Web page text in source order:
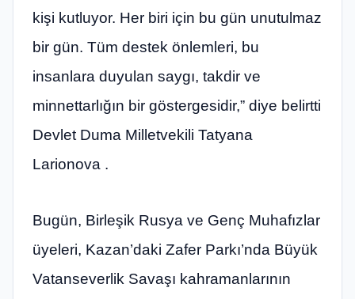
kişi kutluyor. Her biri için bu gün unutulmaz
bir gün. Tüm destek önlemleri, bu
insanlara duyulan saygı, takdir ve
minnettarlığın bir göstergesidir,” diye belirtti
Devlet Duma Milletvekili Tatyana
Larionova .
Bugün, Birleşik Rusya ve Genç Muhafızlar
üyeleri, Kazan’daki Zafer Parkı’nda Büyük
Vatanseverlik Savaşı kahramanlarının